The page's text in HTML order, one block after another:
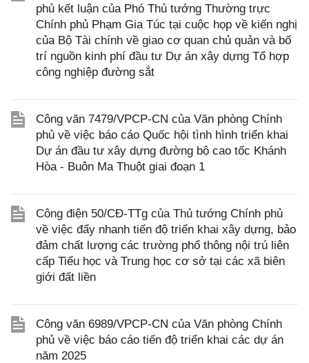
phủ kết luận của Phó Thủ tướng Thường trực
Chính phủ Phạm Gia Túc tại cuộc họp về kiến nghị
của Bộ Tài chính về giao cơ quan chủ quản và bố
trí nguồn kinh phí đầu tư Dự án xây dựng Tổ hợp
công nghiệp đường sắt
Công văn 7479/VPCP-CN của Văn phòng Chính
phủ về việc báo cáo Quốc hội tình hình triển khai
Dự án đầu tư xây dựng đường bộ cao tốc Khánh
Hòa - Buôn Ma Thuột giai đoạn 1
Công điện 50/CĐ-TTg của Thủ tướng Chính phủ
về việc đẩy nhanh tiến độ triển khai xây dựng, bảo
đảm chất lượng các trường phổ thông nội trú liên
cấp Tiểu học và Trung học cơ sở tại các xã biên
giới đất liền
Công văn 6989/VPCP-CN của Văn phòng Chính
phủ về việc báo cáo tiến độ triển khai các dự án
năm 2025